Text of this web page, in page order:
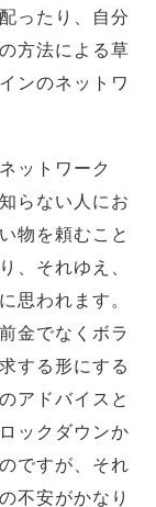
ったり、自分
方法による草
ンのネットワ
ットワーク
らない人にお
物を頼むこと
、それゆえ、
思われます。
金でなくボラ
する形にする
アドバイスと
ックダウンか
ですが、それ
不安がかなり